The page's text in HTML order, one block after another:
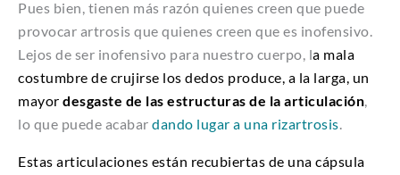
Pues bien, tienen más razón quienes creen que puede
provocar artrosis que quienes creen que es inofensivo.
Lejos de ser inofensivo para nuestro cuerpo, la mala
costumbre de crujirse los dedos produce, a la larga, un
mayor desgaste de las estructuras de la articulación,
lo que puede acabar dando lugar a una rizartrosis.
Estas articulaciones están recubiertas de una cápsula